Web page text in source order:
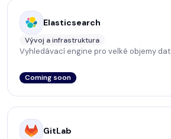
Elasticsearch
Vývoj a infrastruktura
Vyhledávací engine pro velké objemy dat
Coming soon
GitLab